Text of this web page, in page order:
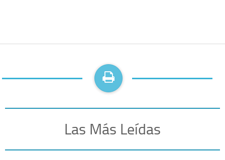
Las Más Leídas